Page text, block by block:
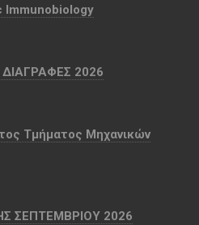
Immunobiology
2026
Τμήματος Μηχανικών
ΣΕΠΤΕΜΒΡΙΟΥ 2026